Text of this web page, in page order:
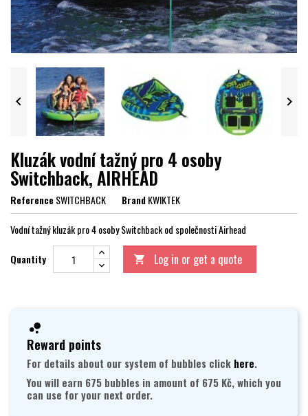
 
Kluzák vodní tažný pro 4 osoby
Switchback, AIRHEAD
ReferenceSWITCHBACK BrandKWIKTEK
Vodní tažný kluzák pro 4 osoby Switchback od společnosti Airhead
Quantity  Log in or get a quote
Reward points
For details about our system of bubbles click here.
You will earn 675 bubbles in amount of 675 Kč, which you
can use for your next order.